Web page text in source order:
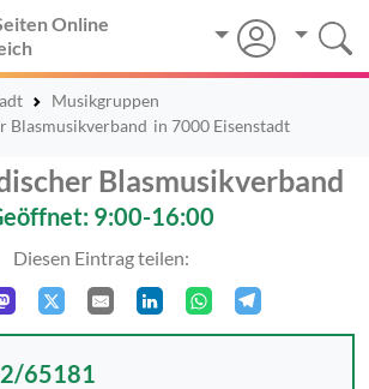
Online
Musikgruppen
Blasmusikverband in 7000 Eisenstadt
Blasmusikverband
9:00-16:00
Diesen Eintrag teilen:
65181